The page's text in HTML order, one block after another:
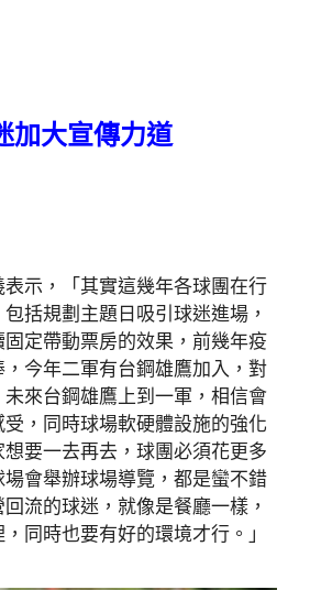
加大宣傳力道
示，「其實這幾年各球團在行
括規劃主題日吸引球迷進場，
定帶動票房的效果，前幾年疫
今年二軍有台鋼雄鷹加入，對
來台鋼雄鷹上到一軍，相信會
，同時球場軟硬體設施的強化
要一去再去，球團必須花更多
會舉辦球場導覽，都是蠻不錯
流的球迷，就像是餐廳一樣，
同時也要有好的環境才行。」